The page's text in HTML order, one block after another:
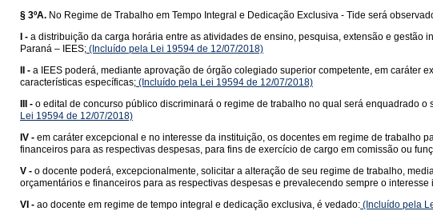
§ 3ºA. No Regime de Trabalho em Tempo Integral e Dedicação Exclusiva - Tide será
I - a distribuição da carga horária entre as atividades de ensino, pesquisa, extensão e
Paraná – IEES; (Incluído pela Lei 19594 de 12/07/2018)
II - a IEES poderá, mediante aprovação de órgão colegiado superior competente, em caráter
características específicas; (Incluído pela Lei 19594 de 12/07/2018)
III - o edital de concurso público discriminará o regime de trabalho no qual será enquadrado
Lei 19594 de 12/07/2018)
IV - em caráter excepcional e no interesse da instituição, os docentes em regime de trabalho
financeiros para as respectivas despesas, para fins de exercício de cargo em comissão ou
V - o docente poderá, excepcionalmente, solicitar a alteração de seu regime de trabalho,
orçamentários e financeiros para as respectivas despesas e prevalecendo sempre o interesse
VI - ao docente em regime de tempo integral e dedicação exclusiva, é vedado: (Incluído pela